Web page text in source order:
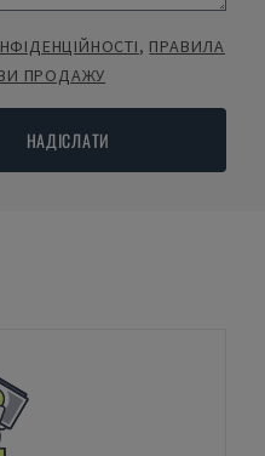
, ПРАВИЛА
ПРОДАЖУ
НАДІСЛАТИ